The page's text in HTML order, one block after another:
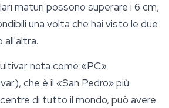
maturi possono superare i 6 cm,
una volta che hai visto le due
all'altra.
nota come «PC»
che è il «San Pedro» più
di tutto il mondo, può avere